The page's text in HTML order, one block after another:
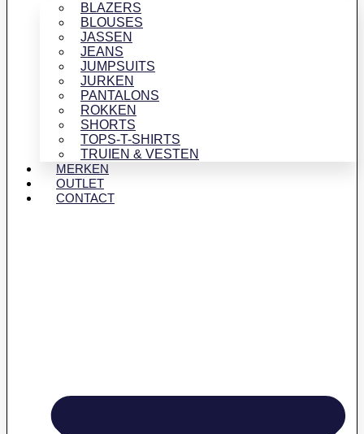
BLAZERS
BLOUSES
JASSEN
JEANS
JUMPSUITS
JURKEN
PANTALONS
ROKKEN
SHORTS
TOPS-T-SHIRTS
TRUIEN & VESTEN
MERKEN
OUTLET
CONTACT